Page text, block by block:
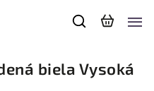
biela Vysoká